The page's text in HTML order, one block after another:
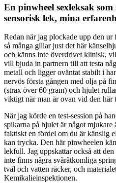
En pinwheel sexleksak
sensorisk lek, mina
Redan när jag plockade upp den
så många gillar just det här
och känns inte överdrivet klinisk,
vill bjuda in partnern till att testa
metall och ligger oväntat stabilt i
nervös första gången med olja på
(strax över 60 gram) och hjulet
viktigt när man är ovan vid den här
När jag körde en test-session på
spikarna på hjulet är något
faktiskt en fördel om du är känslig
kan trycka. Den här pinwheelen
lekfull. Jag uppskattar också att
inte finns några svåråtkomliga
tvål och vatten räcker, och
Kemikalieinspektionen.